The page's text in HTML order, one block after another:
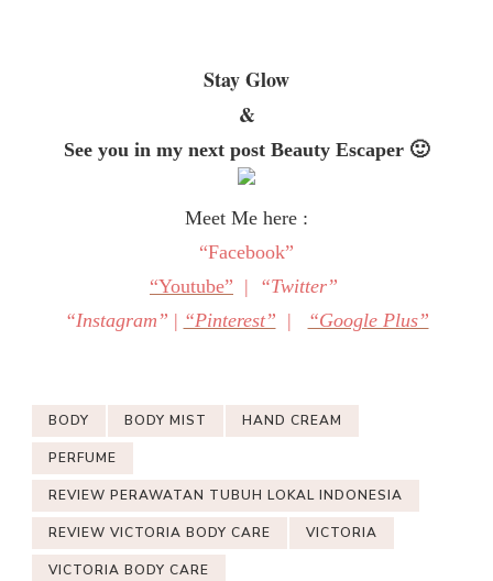
Stay Glow
&
See you in my next post Beauty Escaper 🙂
Meet Me here :
“Facebook”
“Youtube” | “Twitter”
“Instagram” | “Pinterest” | “Google Plus”
BODY BODY MIST HAND CREAM
PERFUME
REVIEW PERAWATAN TUBUH LOKAL INDONESIA
REVIEW VICTORIA BODY CARE VICTORIA
VICTORIA BODY CARE